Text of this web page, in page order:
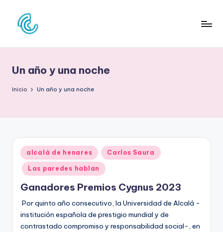
Saltar
N
C
C
U
L
T
U
R
de
la
cultura
Un año y una noche
Inicio Un año y una noche
Publicado
en
alcalá de henares Carlos Saura
Las paredes hablan
Ganadores Premios Cygnus 2023
Por quinto año consecutivo, la Universidad de Alcalá -
institución española de prestigio mundial y de
contrastado compromiso y responsabilidad social-, en